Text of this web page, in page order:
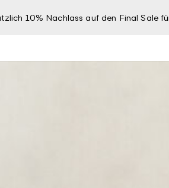
10% Nachlass auf den Final Sale